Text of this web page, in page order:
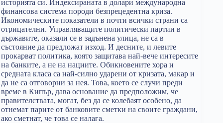
историята си. Индексираната в долари международна
финансова система породи безпрецедентна криза.
Икономическите показатели в почти всички страни са
отрицателни. Управляващите политически партии в
държавите, оказали се в задънена улица, не са в
състояние да предложат изход. И десните, и левите
прокарват политика, която защитава най-вече интересите
на банките, а не на нациите. Обикновените хора и
средната класа са най-силно ударени от кризата, макар и
да не са отговорни за нея. Това, което се случи преди
време в Кипър, дава основание да предположим, че
правителствата, могат, без да се колебаят особено, да
отнемат парите от банковите сметки на своите граждани,
ако сметнат, че това се налага.